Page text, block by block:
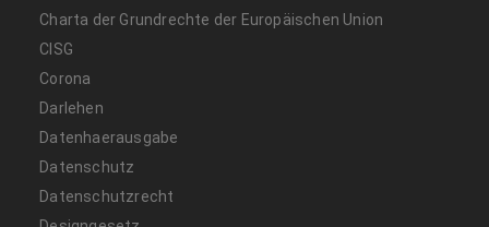
Charta der Grundrechte der Europäischen Union
CISG
Corona
Darlehen
Datenhaerausgabe
Datenschutz
Datenschutzrecht